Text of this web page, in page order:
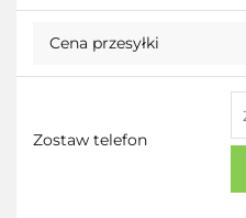
Cena przesyłki
Zostaw telefon